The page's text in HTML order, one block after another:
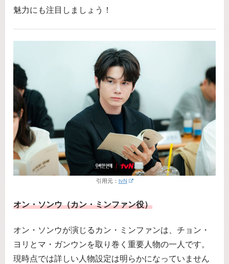
魅力にも注目しましょう！
引用元： tvN
オン・ソンウ（カン・ミンファン役）
オン・ソンウが演じるカン・ミンファンは、チョン・
ヨリとマ・ガンウンを取り巻く重要人物の一人です。
現時点では詳しい人物設定は明らかになっていません